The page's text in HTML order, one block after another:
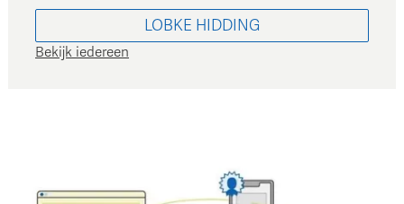
LOBKE HIDDING
Bekijk iedereen